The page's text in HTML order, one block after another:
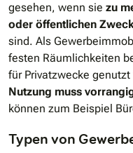
gesehen, wenn sie zu
oder öffentlichen
sind. Als
festen Räumlichkeiten
für Privatzwecke
Nutzung muss
können zum Beispiel
Typen von